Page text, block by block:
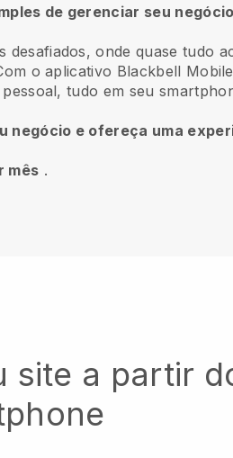
de gerenciar seu
desafiados, onde quase tudo
o aplicativo Blackbell
tudo em seu
negócio e ofereça uma
mês .
site a partir